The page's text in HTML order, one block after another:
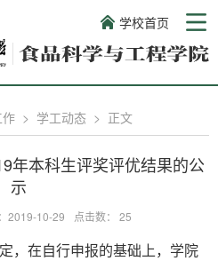
学校首页
> 学工动态 > 正文
年本科生评奖评优结果的公
示
2019-10-29 点击数： 25
，在自行申报的基础上，学院